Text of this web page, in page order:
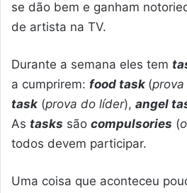
se dão bem e ganham
de artista na TV.
Durante a semana eles tem
a cumprirem: food task (
task (prova do líder), angel
As tasks são compulsories (
todos devem participar.
Uma coisa que aconteceu